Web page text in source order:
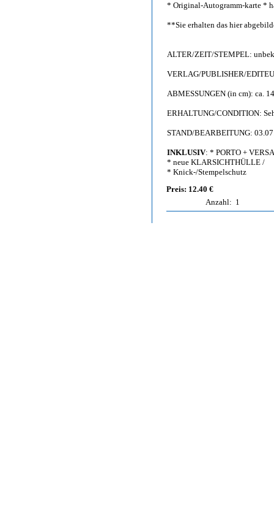
* Original-Autogramm-karte *
**Sie erhalten das hier
ALTER/ZEIT/STEMPEL:
VERLAG/PUBLISHER/
ABMESSUNGEN (in cm): ca.
ERHALTUNG/CONDITION:
STAND/BEARBEITUNG:
INKLUSIV: * PORTO +
* neue KLARSICHTHÜLLE /
* Knick-/Stempelschutz
Preis: 12.40 €
Anzahl: 1